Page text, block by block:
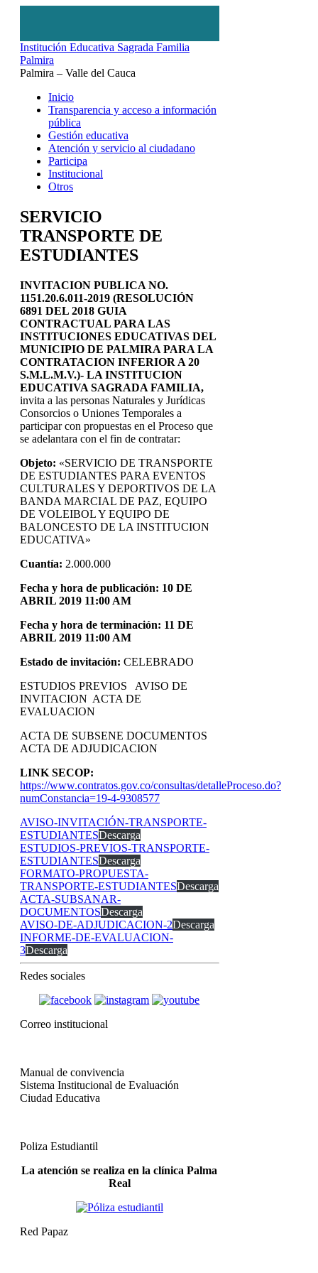
Institución Educativa Sagrada Familia
Palmira
Palmira – Valle del Cauca
Inicio
Transparencia y acceso a información
pública
Gestión educativa
Atención y servicio al ciudadano
Participa
Institucional
Otros
SERVICIO
TRANSPORTE DE
ESTUDIANTES
INVITACION PUBLICA NO.
1151.20.6.011-2019 (RESOLUCIÓN
6891 DEL 2018 GUIA
CONTRACTUAL PARA LAS
INSTITUCIONES EDUCATIVAS DEL
MUNICIPIO DE PALMIRA PARA LA
CONTRATACION INFERIOR A 20
S.M.L.M.V.)- LA INSTITUCION
EDUCATIVA SAGRADA FAMILIA,
invita a las personas Naturales y Jurídicas
Consorcios o Uniones Temporales a
participar con propuestas en el Proceso que
se adelantara con el fin de contratar:
Objeto: «SERVICIO DE TRANSPORTE
DE ESTUDIANTES PARA EVENTOS
CULTURALES Y DEPORTIVOS DE LA
BANDA MARCIAL DE PAZ, EQUIPO
DE VOLEIBOL Y EQUIPO DE
BALONCESTO DE LA INSTITUCION
EDUCATIVA»
Cuantía: 2.000.000
Fecha y hora de publicación: 10 DE
ABRIL 2019 11:00 AM
Fecha y hora de terminación: 11 DE
ABRIL 2019 11:00 AM
Estado de invitación: CELEBRADO
ESTUDIOS PREVIOS AVISO DE
INVITACION ACTA DE
EVALUACION
ACTA DE SUBSENE DOCUMENTOS
ACTA DE ADJUDICACION
LINK SECOP:
https://www.contratos.gov.co/consultas/detalleProceso.do?
numConstancia=19-4-9308577
AVISO-INVITACIÓN-TRANSPORTE-
ESTUDIANTESDescarga
ESTUDIOS-PREVIOS-TRANSPORTE-
ESTUDIANTESDescarga
FORMATO-PROPUESTA-
TRANSPORTE-ESTUDIANTESDescarga
ACTA-SUBSANAR-
DOCUMENTOSDescarga
AVISO-DE-ADJUDICACION-2Descarga
INFORME-DE-EVALUACION-
3Descarga
Redes sociales
Correo institucional
Manual de convivencia
Sistema Institucional de Evaluación
Ciudad Educativa
Poliza Estudiantil
La atención se realiza en la clínica Palma
Real
Red Papaz